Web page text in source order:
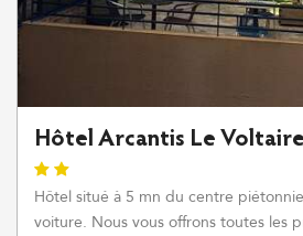
Hôtel Arcantis Le Voltaire
Hôtel situé à 5 mn du centre
voiture. Nous vous offrons toutes les